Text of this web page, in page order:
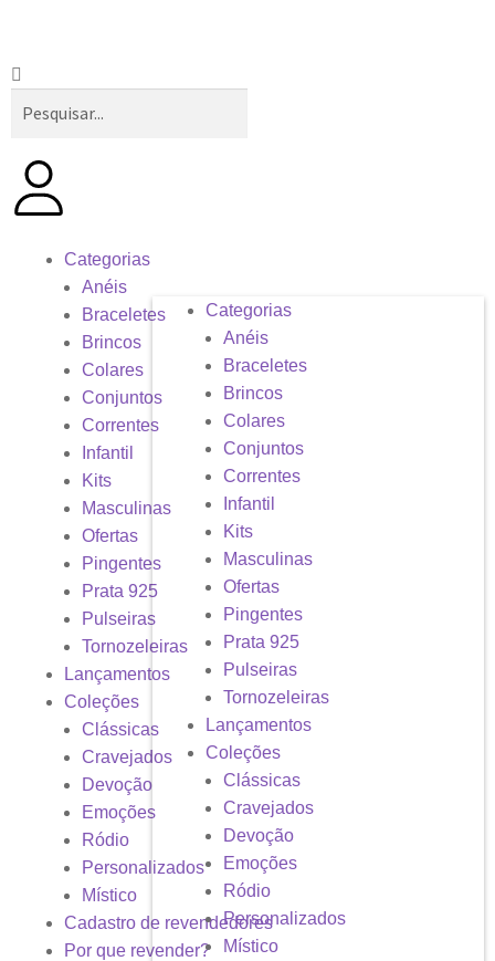
Categorias
Anéis
Braceletes
Brincos
Colares
Conjuntos
Correntes
Infantil
Kits
Masculinas
Ofertas
Pingentes
Prata 925
Pulseiras
Tornozeleiras
Lançamentos
Coleções
Clássicas
Cravejados
Devoção
Emoções
Ródio
Personalizados
Místico
Cadastro de revendedores
Por que revender?
Categorias
Anéis
Braceletes
Brincos
Colares
Conjuntos
Correntes
Infantil
Kits
Masculinas
Ofertas
Pingentes
Prata 925
Pulseiras
Tornozeleiras
Lançamentos
Coleções
Clássicas
Cravejados
Devoção
Emoções
Ródio
Personalizados
Místico